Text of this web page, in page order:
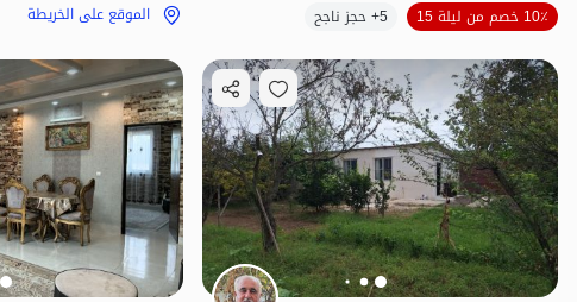
10٪ خصم من ليلة 15
5+ حجز ناجح الموقع على الخريطة
الموقع على الخريطة